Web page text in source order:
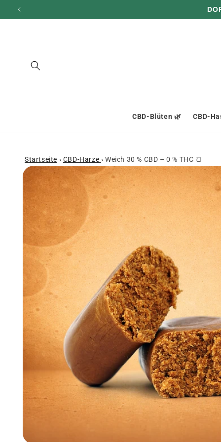
und zum
CBD-Blüten 🌿 CBD-
Startseite › CBD-Harze › Weich 30 % CBD – 0 % THC 🍞
Zu den
Produktinformationen
springen